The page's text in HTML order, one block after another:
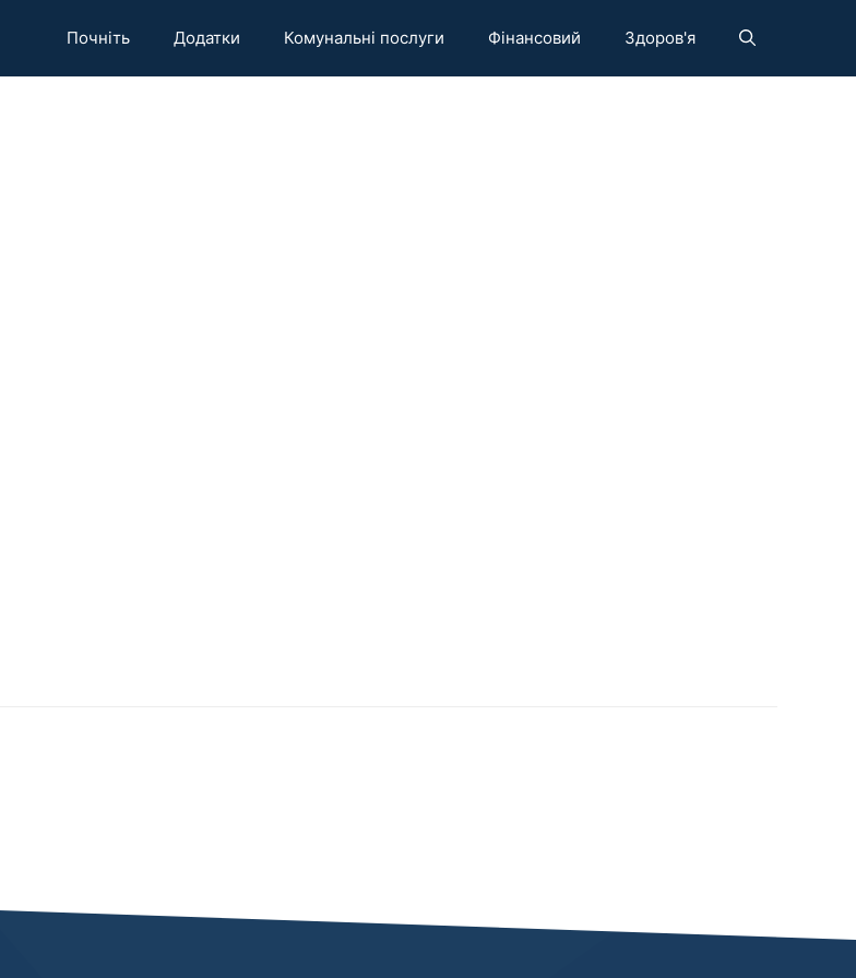
Почніть Додатки Комунальні послуги Фінансовий Здоров'я